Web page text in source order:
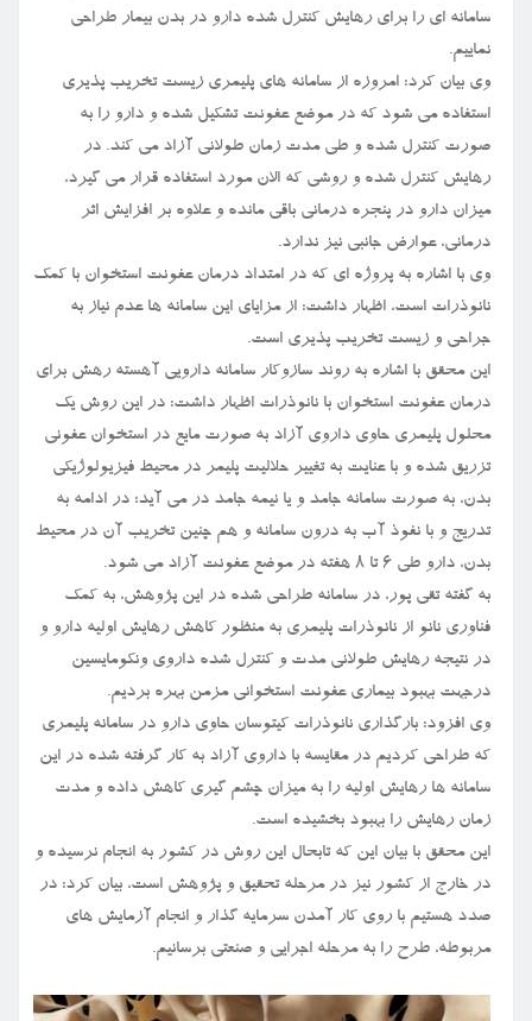
سامانه ای را برای رهایش کنترل شده دارو در بدن بیمار طراحی
نماییم.
وی بیان کرد: امروزه از سامانه های پلیمری زیست تخریب پذیری
استفاده می شود که در موضع عفونت تشکیل شده و دارو را به
صورت کنترل شده و طی مدت زمان طولانی آزاد می کند. در
رهایش کنترل شده و روشی که الان مورد استفاده قرار می گیرد،
میزان دارو در پنجره درمانی باقی مانده و علاوه بر افزایش اثر
درمانی، عوارض جانبی نیز ندارد.
وی با اشاره به پروژه ای که در امتداد درمان عفونت استخوان با کمک
نانوذرات است، اظهار داشت: از مزایای این سامانه ها عدم نیاز به
جراحی و زیست تخریب پذیری است.
این محقق با اشاره به روند سازوکار سامانه دارویی آهسته رهش برای
درمان عفونت استخوان با نانوذرات اظهار داشت: در این روش یک
محلول پلیمری حاوی داروی آزاد به صورت مایع در استخوان عفونی
تزریق شده و با عنایت به تغییر حلالیت پلیمر در محیط فیزیولوژیکی
بدن، به صورت سامانه جامد و یا نیمه جامد در می آید؛ در ادامه به
تدریج و با نفوذ آب به درون سامانه و هم چنین تخریب آن در محیط
بدن، دارو طی ۶ تا ۸ هفته در موضع عفونت آزاد می شود.
به گفته تقی پور، در سامانه طراحی شده در این پژوهش، به کمک
فناوری نانو از نانوذرات پلیمری به منظور کاهش رهایش اولیه دارو و
در نتیجه رهایش طولانی مدت و کنترل شده داروی ونکومایسین
درجهت بهبود بیماری عفونت استخوانی مزمن بهره بردیم.
وی افزود: بارگذاری نانوذرات کیتوسان حاوی دارو در سامانه پلیمری
که طراحی کردیم در مقایسه با داروی آزاد به کار گرفته شده در این
سامانه ها رهایش اولیه را به میزان چشم گیری کاهش داده و مدت
زمان رهایش را بهبود بخشیده است.
این محقق با بیان این که تابحال این روش در کشور به انجام نرسیده و
در خارج از کشور نیز در مرحله تحقیق و پژوهش است، بیان کرد: در
صدد هستیم با روی کار آمدن سرمایه گذار و انجام آزمایش های
مربوطه، طرح را به مرحله اجرایی و صنعتی برسانیم.